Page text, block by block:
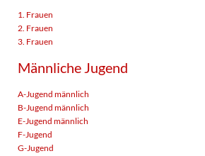
1. Frauen
2. Frauen
3. Frauen
Männliche Jugend
A-Jugend männlich
B-Jugend männlich
E-Jugend männlich
F-Jugend
G-Jugend